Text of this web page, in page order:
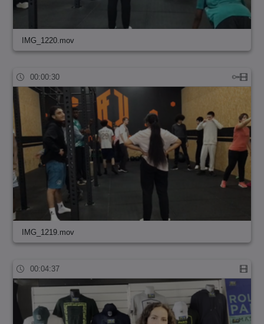
IMG_1220.mov
00:00:30
IMG_1219.mov
00:04:37